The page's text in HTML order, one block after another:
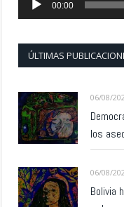
00:00
ÚLTIMAS
06/08/
los
06/08/
Bolivia